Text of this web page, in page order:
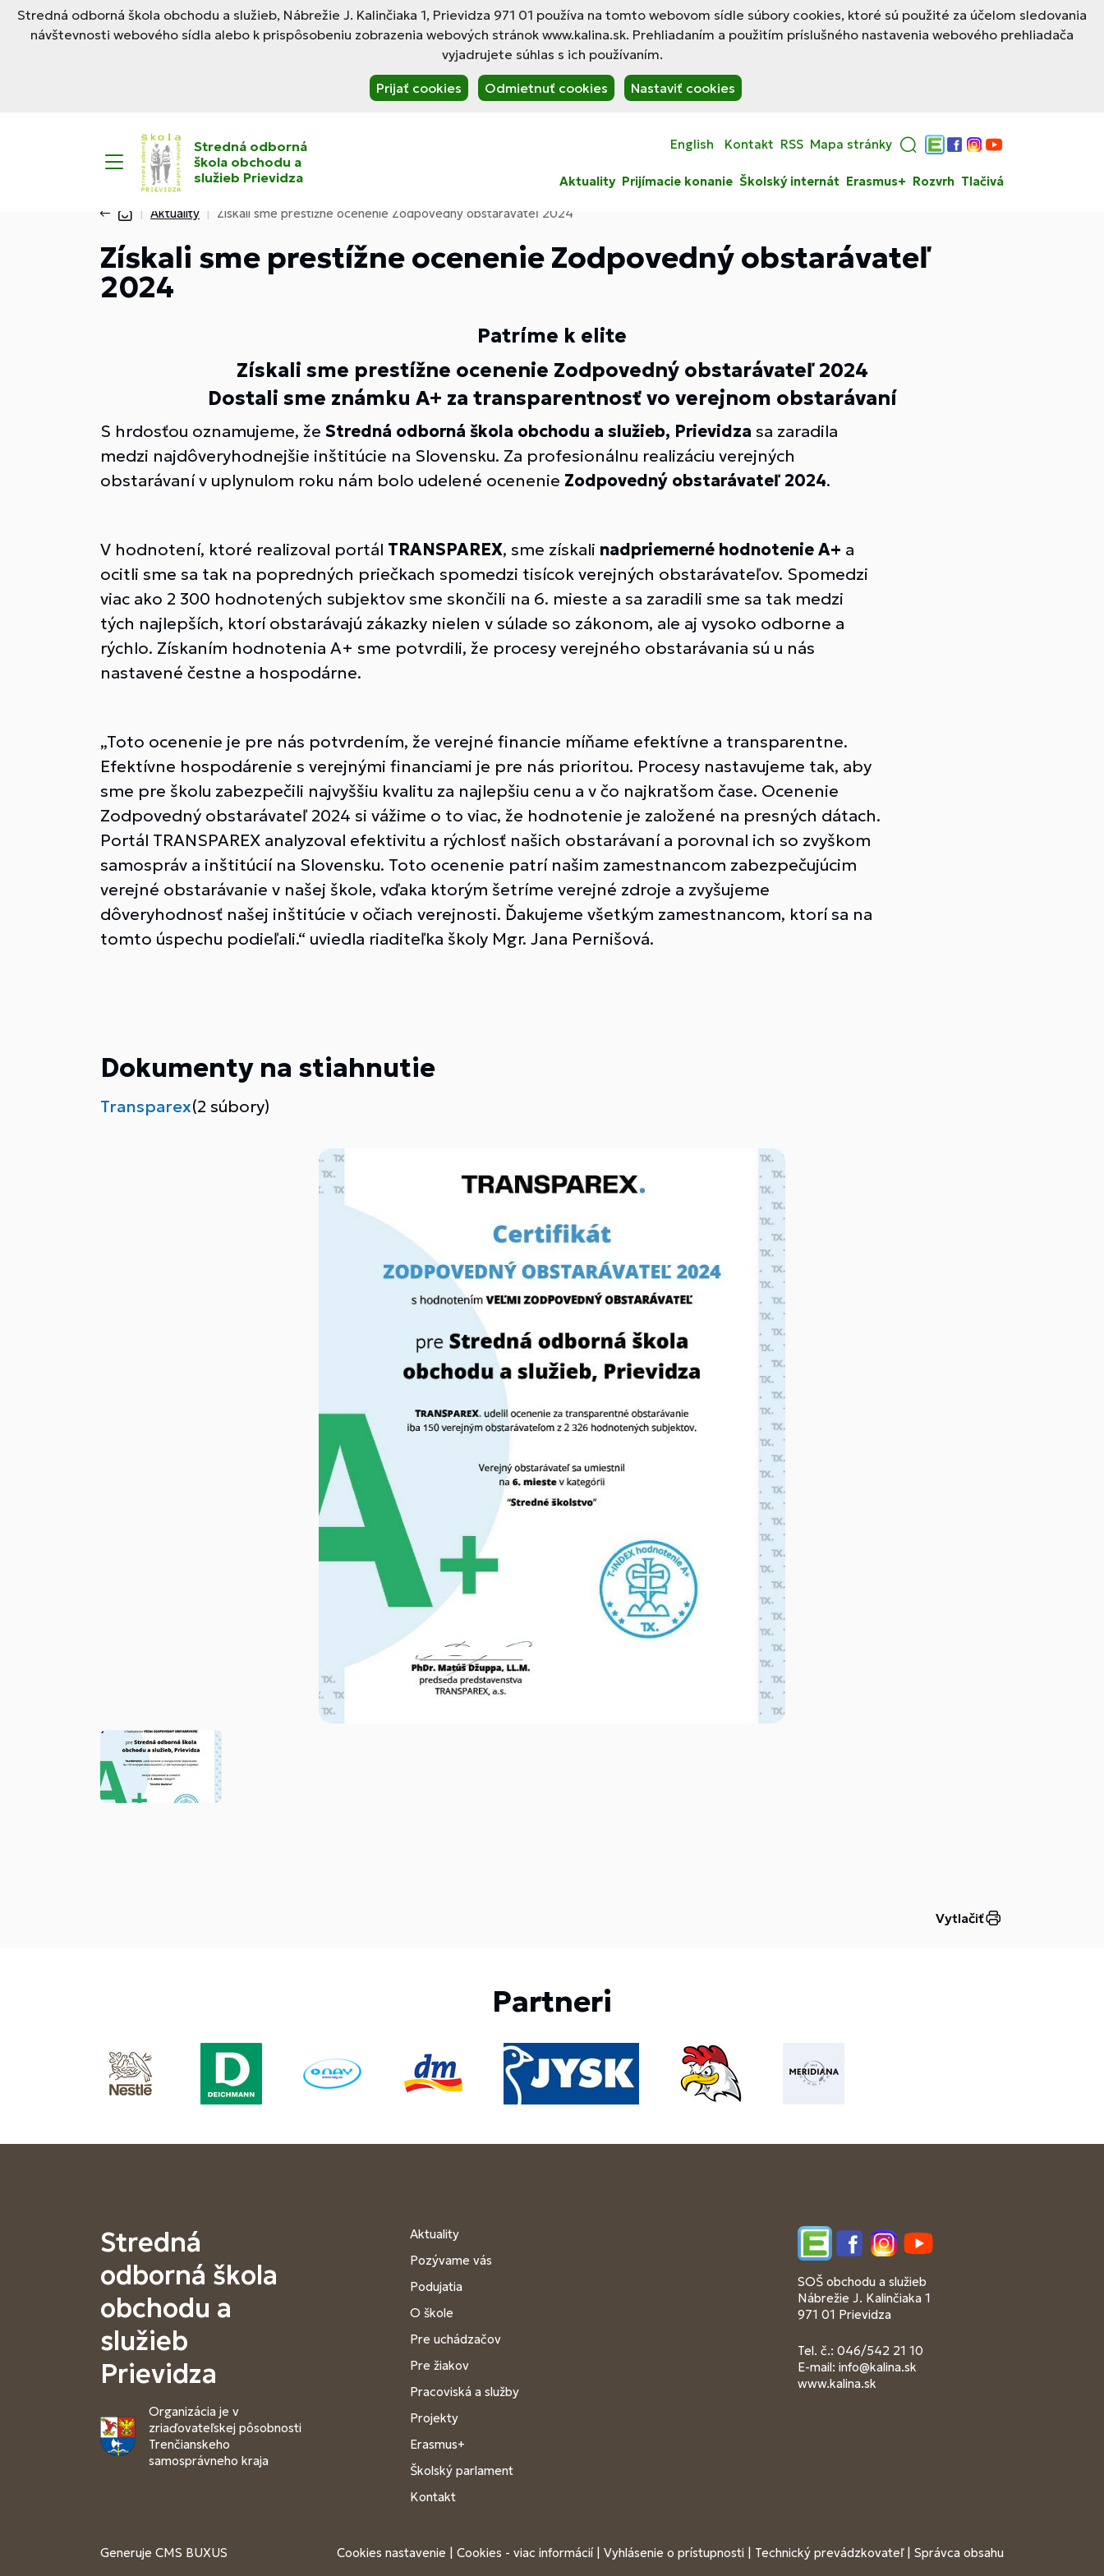
Stredná odborná škola obchodu a služieb, Nábrežie J. Kalinčiaka 1, Prievidza 971 01 používa na tomto webovom sídle súbory cookies, ktoré sú použité za účelom sledovania
návštevnosti webového sídla alebo k prispôsobeniu zobrazenia webových stránok www.kalina.sk. Prehliadaním a použitím príslušného nastavenia webového prehliadača
vyjadrujete súhlas s ich používaním.
Prijať cookies Odmietnuť cookies Nastaviť cookies
Stredná odborná
škola obchodu a
služieb Prievidza
English Kontakt RSS Mapa stránky
Edupage
Facebook
Instagram
YouTube
Aktuality Prijímacie konanie Školský internát Erasmus+ Rozvrh Tlačivá
Aktuality Získali sme prestížne ocenenie Zodpovedný obstarávateľ 2024
Získali sme prestížne ocenenie Zodpovedný obstarávateľ
2024
Patríme k elite
Získali sme prestížne ocenenie Zodpovedný obstarávateľ 2024
Dostali sme známku A+ za transparentnosť vo verejnom obstarávaní
S hrdosťou oznamujeme, že Stredná odborná škola obchodu a služieb, Prievidza sa zaradila
medzi najdôveryhodnejšie inštitúcie na Slovensku. Za profesionálnu realizáciu verejných
obstarávaní v uplynulom roku nám bolo udelené ocenenie Zodpovedný obstarávateľ 2024.
V hodnotení, ktoré realizoval portál TRANSPAREX, sme získali nadpriemerné hodnotenie A+ a
ocitli sme sa tak na popredných priečkach spomedzi tisícok verejných obstarávateľov. Spomedzi
viac ako 2 300 hodnotených subjektov sme skončili na 6. mieste a sa zaradili sme sa tak medzi
tých najlepších, ktorí obstarávajú zákazky nielen v súlade so zákonom, ale aj vysoko odborne a
rýchlo. Získaním hodnotenia A+ sme potvrdili, že procesy verejného obstarávania sú u nás
nastavené čestne a hospodárne.
„Toto ocenenie je pre nás potvrdením, že verejné financie míňame efektívne a transparentne.
Efektívne hospodárenie s verejnými financiami je pre nás prioritou. Procesy nastavujeme tak, aby
sme pre školu zabezpečili najvyššiu kvalitu za najlepšiu cenu a v čo najkratšom čase. Ocenenie
Zodpovedný obstarávateľ 2024 si vážime o to viac, že hodnotenie je založené na presných dátach.
Portál TRANSPAREX analyzoval efektivitu a rýchlosť našich obstarávaní a porovnal ich so zvyškom
samospráv a inštitúcií na Slovensku. Toto ocenenie patrí našim zamestnancom zabezpečujúcim
verejné obstarávanie v našej škole, vďaka ktorým šetríme verejné zdroje a zvyšujeme
dôveryhodnosť našej inštitúcie v očiach verejnosti. Ďakujeme všetkým zamestnancom, ktorí sa na
tomto úspechu podieľali.“ uviedla riaditeľka školy Mgr. Jana Pernišová.
Dokumenty na stiahnutie
Transparex(2 súbory)
Vytlačiť
Partneri
Stredná
odborná škola
obchodu a
služieb
Prievidza
Organizácia je v
zriaďovateľskej pôsobnosti
Trenčianskeho
samosprávneho kraja
Aktuality
Pozývame vás
Podujatia
O škole
Pre uchádzačov
Pre žiakov
Pracoviská a služby
Projekty
Erasmus+
Školský parlament
Kontakt
EdupageFacebookInstagramYouTube
SOŠ obchodu a služieb
Nábrežie J. Kalinčiaka 1
971 01 Prievidza
Tel. č.: 046/542 21 10
E-mail: info@kalina.sk
www.kalina.sk
Generuje CMS BUXUS Cookies nastavenie | Cookies - viac informácií | Vyhlásenie o prístupnosti | Technický prevádzkovateľ| Správca obsahu